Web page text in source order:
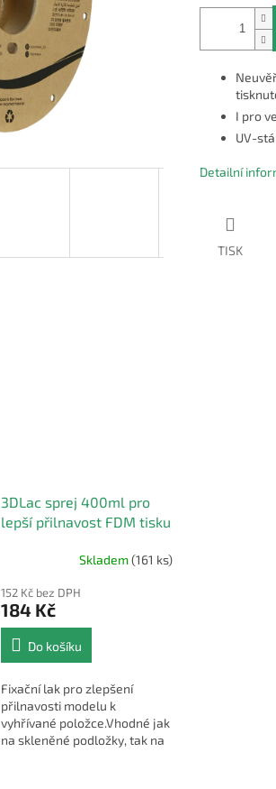
I pro
UV-
Detailní
TISK
3DLac sprej 400ml pro
lepší přilnavost FDM tisku
produktu
je
4,0
5
hvězdiček.
Skladem(161 ks)
152 Kč bez DPH
184 Kč
Do košíku
Fixační lak pro zlepšení
přilnavosti modelu k
vyhřívané položce.Vhodné jak
na skleněné podložky, tak na